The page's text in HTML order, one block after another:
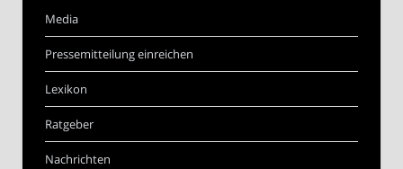
Media
Pressemitteilung einreichen
Lexikon
Ratgeber
Nachrichten